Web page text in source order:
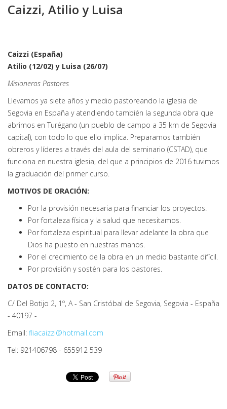
Caizzi, Atilio y Luisa
Caizzi (España)
Atilio (12/02) y Luisa (26/07)
Misioneros Pastores
Llevamos ya siete años y medio pastoreando la iglesia de
Segovia en España y atendiendo también la segunda obra que
abrimos en Turégano (un pueblo de campo a 35 km de Segovia
capital), con todo lo que ello implica. Preparamos también
obreros y líderes a través del aula del seminario (CSTAD), que
funciona en nuestra iglesia, del que a principios de 2016 tuvimos
la graduación del primer curso.
MOTIVOS DE ORACIÓN:
Por la provisión necesaria para financiar los proyectos.
Por fortaleza física y la salud que necesitamos.
Por fortaleza espiritual para llevar adelante la obra que
Dios ha puesto en nuestras manos.
Por el crecimiento de la obra en un medio bastante difícil.
Por provisión y sostén para los pastores.
DATOS DE CONTACTO:
C/ Del Botijo 2, 1º, A - San Cristóbal de Segovia, Segovia - España
- 40197 -
Email: fliacaizzi@hotmail.com
Tel: 921406798 - 655912 539